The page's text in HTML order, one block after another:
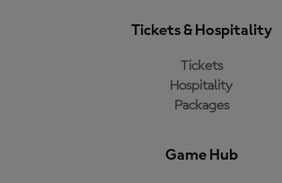
Tickets & Hospitality
Tickets
Hospitality
Packages
Game Hub